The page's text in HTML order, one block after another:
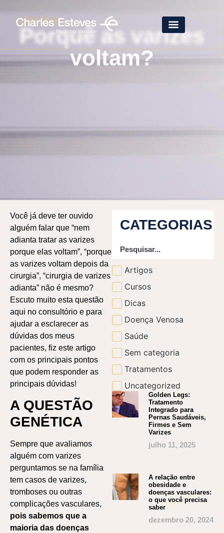
31/01/2019
Porquê as varizes
voltam?
Você já deve ter ouvido
alguém falar que “nem
adianta tratar as varizes
porque elas voltam”, “porque
as varizes voltam depois da
cirurgia”, “cirurgia de varizes
adianta” não é mesmo?
Escuto muito esta questão
aqui no consultório e para
ajudar a esclarecer as
dúvidas dos meus
pacientes, fiz este artigo
com os principais pontos
que podem responder as
principais dúvidas!
A QUESTÃO
GENÉTICA
Sempre que avaliamos
alguém com varizes
perguntamos se na família
tem casos de varizes,
tromboses ou outras
complicações vasculares,
pois sabemos que a
maioria das doenças
CATEGORIAS
Artigos
Cursos
Dicas
Doença Venosa
Saúde
Sem categoria
Tratamentos
Uncategorized
Golden Legs:
Tratamento
Integrado para
Pernas Saudáveis,
Firmes e Sem
Varizes
julho 11, 2025
A relação entre
obesidade e
doenças vasculares:
o que você precisa
saber
dezembro 20, 2024